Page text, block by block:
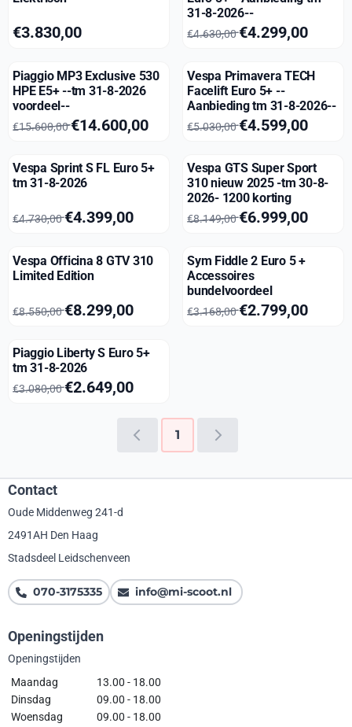
Prijs: 3 830,00
€3.830,00
31-8-2026--
Van 4 630,00 voor 4 299,00
€4.630,00€4.299,00
Piaggio MP3 Exclusive 530
HPE E5+ --tm 31-8-2026
voordeel--
Van 15 600,00 voor 14 600,00
€15.600,00€14.600,00
Vespa Primavera TECH
Facelift Euro 5+ --
Aanbieding tm 31-8-2026--
Van 5 030,00 voor 4 599,00
€5.030,00€4.599,00
Vespa Sprint S FL Euro 5+
tm 31-8-2026
Van 4 730,00 voor 4 399,00
€4.730,00€4.399,00
Vespa GTS Super Sport
310 nieuw 2025 -tm 30-8-
2026- 1200 korting
Van 8 149,00 voor 6 999,00
€8.149,00€6.999,00
Vespa Officina 8 GTV 310
Limited Edition
Van 8 550,00 voor 8 299,00
€8.550,00€8.299,00
Sym Fiddle 2 Euro 5 +
Accessoires
bundelvoordeel
Van 3 168,00 voor 2 799,00
€3.168,00€2.799,00
Piaggio Liberty S Euro 5+
tm 31-8-2026
Van 3 080,00 voor 2 649,00
€3.080,00€2.649,00
1
Contact
Oude Middenweg 241-d
2491AH Den Haag
Stadsdeel Leidschenveen
070-3175335 info@mi-scoot.nl
Openingstijden
Openingstijden
Maandag
13.00 - 18.00
Dinsdag
09.00 - 18.00
Woensdag
09.00 - 18.00